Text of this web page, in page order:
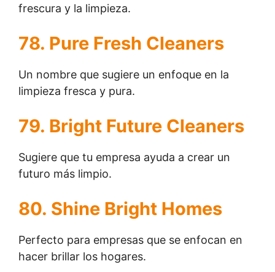
frescura y la limpieza.
78. Pure Fresh Cleaners
Un nombre que sugiere un enfoque en la
limpieza fresca y pura.
79. Bright Future Cleaners
Sugiere que tu empresa ayuda a crear un
futuro más limpio.
80. Shine Bright Homes
Perfecto para empresas que se enfocan en
hacer brillar los hogares.